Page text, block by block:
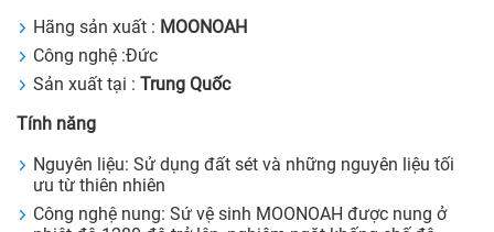
Hãng sản xuất : MOONOAH
Công nghệ :Đức
Sản xuất tại : Trung Quốc
Tính năng
Nguyên liệu: Sử dụng đất sét và những nguyên liệu tối
ưu từ thiên nhiên
Công nghệ nung: Sứ vệ sinh MOONOAH được nung ở